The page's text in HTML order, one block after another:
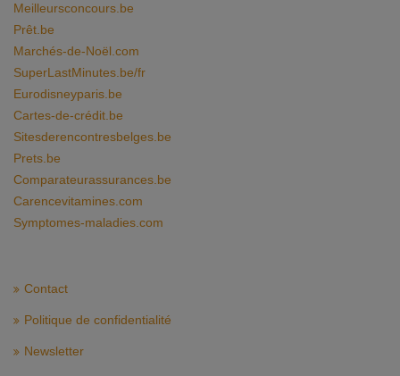
Meilleursconcours.be
Prêt.be
Marchés-de-Noël.com
SuperLastMinutes.be/fr
Eurodisneyparis.be
Cartes-de-crédit.be
Sitesderencontresbelges.be
Prets.be
Comparateurassurances.be
Carencevitamines.com
Symptomes-maladies.com
Contact
Politique de confidentialité
Newsletter